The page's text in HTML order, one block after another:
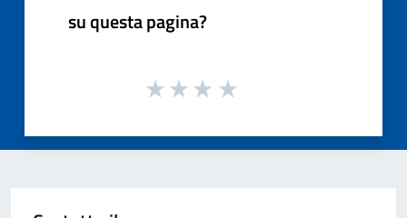
su questa pagina?